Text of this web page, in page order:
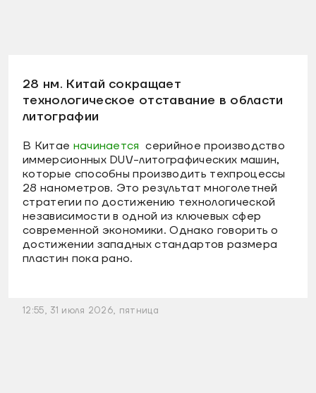
28 нм. Китай сокращает
технологическое отставание в области
литографии
В Китае начинается серийное производство
иммерсионных DUV-литографических машин,
которые способны производить техпроцессы
28 нанометров. Это результат многолетней
стратегии по достижению технологической
независимости в одной из ключевых сфер
современной экономики. Однако говорить о
достижении западных стандартов размера
пластин пока рано.
12:55, 31 июля 2026, пятница